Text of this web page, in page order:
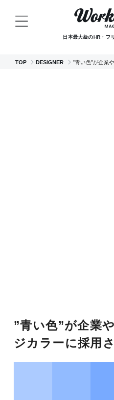
日本最大級のHR・フ
TOP DESIGNER ”青い色”が企業
”青い色”が企業
ジカラーに採用